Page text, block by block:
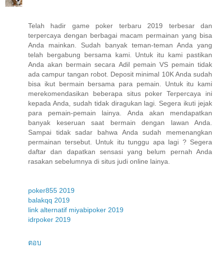
Telah hadir game poker terbaru 2019 terbesar dan
terpercaya dengan berbagai macam permainan yang bisa
Anda mainkan. Sudah banyak teman-teman Anda yang
telah bergabung bersama kami. Untuk itu kami pastikan
Anda akan bermain secara Adil pemain VS pemain tidak
ada campur tangan robot. Deposit minimal 10K Anda sudah
bisa ikut bermain bersama para pemain. Untuk itu kami
merekomendasikan beberapa situs poker Terpercaya ini
kepada Anda, sudah tidak diragukan lagi. Segera ikuti jejak
para pemain-pemain lainya. Anda akan mendapatkan
banyak keseruan saat bermain dengan lawan Anda.
Sampai tidak sadar bahwa Anda sudah memenangkan
permainan tersebut. Untuk itu tunggu apa lagi ? Segera
daftar dan dapatkan sensasi yang belum pernah Anda
rasakan sebelumnya di situs judi online lainya.
poker855 2019
balakqq 2019
link alternatif miyabipoker 2019
idrpoker 2019
ตอบ